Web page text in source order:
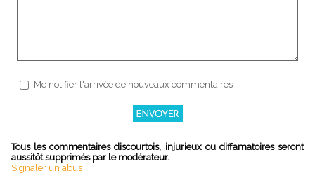
Me notifier l'arrivée de nouveaux commentaires
Tous les commentaires discourtois, injurieux ou diffamatoires seront
aussitôt supprimés par le modérateur.
Signaler un abus